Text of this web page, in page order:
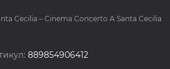
Cecilia – Cinema Concerto A Santa Cecilia
889854906412